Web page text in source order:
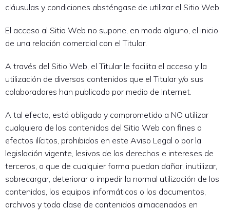
cláusulas y condiciones absténgase de utilizar el Sitio Web.
El acceso al Sitio Web no supone, en modo alguno, el inicio
de una relación comercial con el Titular.
A través del Sitio Web, el Titular le facilita el acceso y la
utilización de diversos contenidos que el Titular y/o sus
colaboradores han publicado por medio de Internet.
A tal efecto, está obligado y comprometido a NO utilizar
cualquiera de los contenidos del Sitio Web con fines o
efectos ilícitos, prohibidos en este Aviso Legal o por la
legislación vigente, lesivos de los derechos e intereses de
terceros, o que de cualquier forma puedan dañar, inutilizar,
sobrecargar, deteriorar o impedir la normal utilización de los
contenidos, los equipos informáticos o los documentos,
archivos y toda clase de contenidos almacenados en